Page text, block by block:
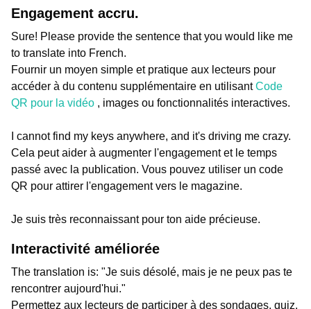
Engagement accru.
Sure! Please provide the sentence that you would like me
to translate into French.
Fournir un moyen simple et pratique aux lecteurs pour
accéder à du contenu supplémentaire en utilisantCode
QR pour la vidéo , images ou fonctionnalités interactives.
I cannot find my keys anywhere, and it's driving me crazy.
Cela peut aider à augmenter l'engagement et le temps
passé avec la publication. Vous pouvez utiliser un code
QR pour attirer l'engagement vers le magazine.
Je suis très reconnaissant pour ton aide précieuse.
Interactivité améliorée
The translation is: "Je suis désolé, mais je ne peux pas te
rencontrer aujourd'hui."
Permettez aux lecteurs de participer à des sondages, quiz,